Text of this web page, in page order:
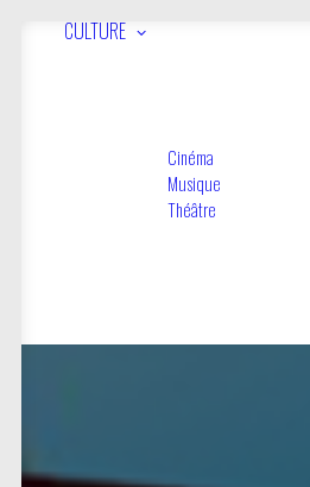
CULTURE
Cinéma
Musique
Théâtre